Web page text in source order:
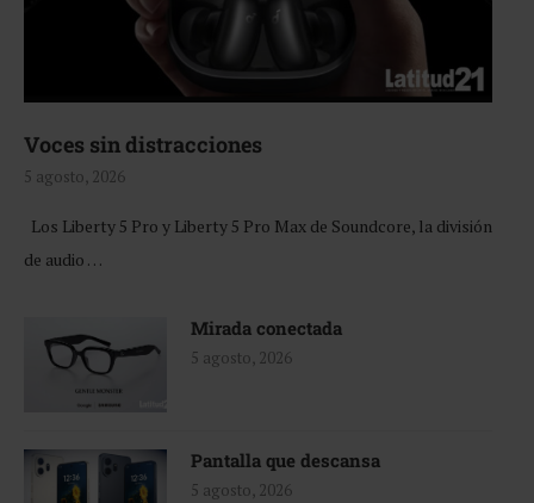
Voces sin distracciones
5 agosto, 2026
Los Liberty 5 Pro y Liberty 5 Pro Max de Soundcore, la división
de audio …
Mirada conectada
5 agosto, 2026
Pantalla que descansa
5 agosto, 2026